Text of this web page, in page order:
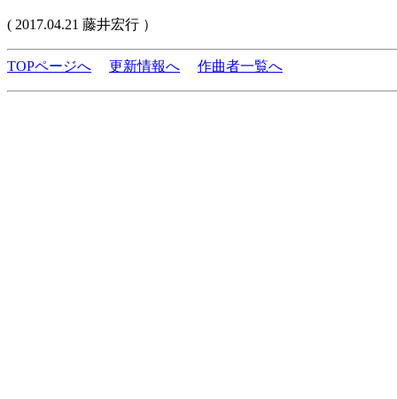
( 2017.04.21 藤井宏行 ）
TOPページへ 更新情報へ 作曲者一覧へ